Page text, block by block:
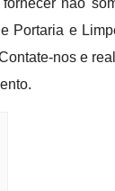
não
Portaria e
nos e